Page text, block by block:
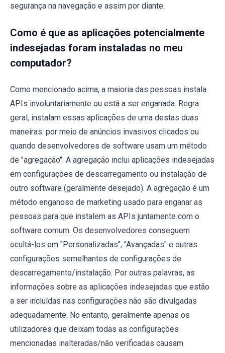
segurança na navegação e assim por diante.
Como é que as aplicações potencialmente
indesejadas foram instaladas no meu
computador?
Como mencionado acima, a maioria das pessoas instala
APIs involuntariamente ou está a ser enganada. Regra
geral, instalam essas aplicações de uma destas duas
maneiras: por meio de anúncios invasivos clicados ou
quando desenvolvedores de software usam um método
de "agregação". A agregação inclui aplicações indesejadas
em configurações de descarregamento ou instalação de
outro software (geralmente desejado). A agregação é um
método enganoso de marketing usado para enganar as
pessoas para que instalem as APIs juntamente com o
software comum. Os desenvolvedores conseguem
ocultá-los em "Personalizadas", "Avançadas" e outras
configurações semelhantes de configurações de
descarregamento/instalação. Por outras palavras, as
informações sobre as aplicações indesejadas que estão
a ser incluídas nas configurações não são divulgadas
adequadamente. No entanto, geralmente apenas os
utilizadores que deixam todas as configurações
mencionadas inalteradas/não verificadas causam